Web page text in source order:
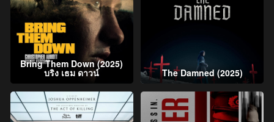
Bring Them Down (2025)
บริง เธม ดาวน์ The Damned (2025)